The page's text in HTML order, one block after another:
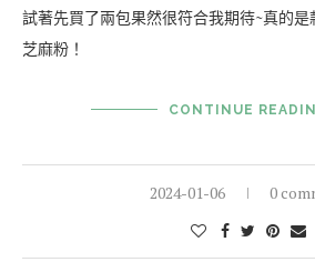
試著先買了兩包果然很符合我期待~真的
芝麻粉！
CONTINUE
2024-01-06 0